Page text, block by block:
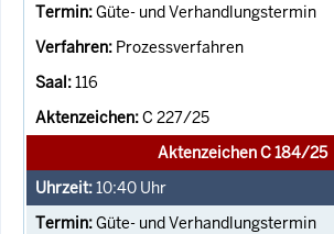
Güte- und Verhandlungstermin
Prozessverfahren
116
C 227/25
Aktenzeichen C 184/25
10:40 Uhr
Güte- und Verhandlungstermin